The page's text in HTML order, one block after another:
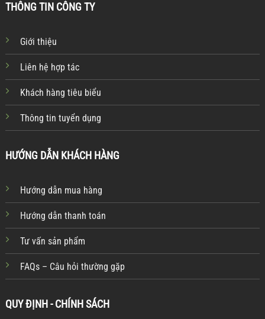
THÔNG TIN CÔNG TY
Giới thiệu
Liên hệ hợp tác
Khách hàng tiêu biểu
Thông tin tuyển dụng
HƯỚNG DẪN KHÁCH HÀNG
Hướng dẫn mua hàng
Hướng dẫn thanh toán
Tư vấn sản phẩm
FAQs – Câu hỏi thường gặp
QUY ĐỊNH - CHÍNH SÁCH